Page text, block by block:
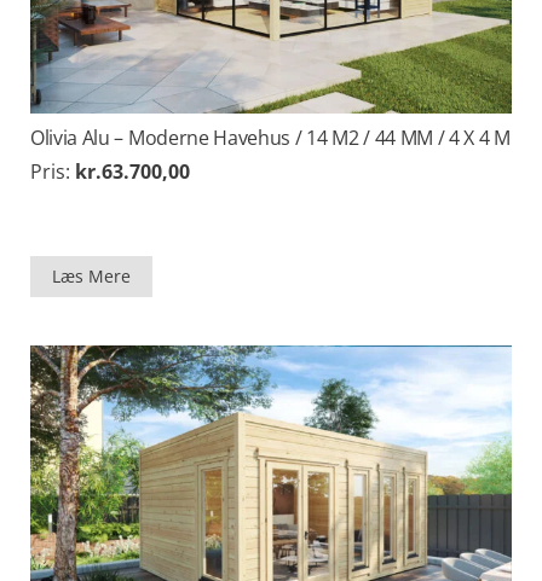
Olivia Alu – Moderne Havehus / 14 M2 / 44 MM / 4 X 4 M
Pris: kr.63.700,00
Læs Mere